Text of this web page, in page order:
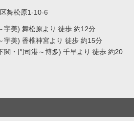
舞松原1-10-6
宇美) 舞松原より 徒歩 約12分
宇美) 香椎神宮より 徒歩 約15分
関・門司港～博多) 千早より 徒歩 約20